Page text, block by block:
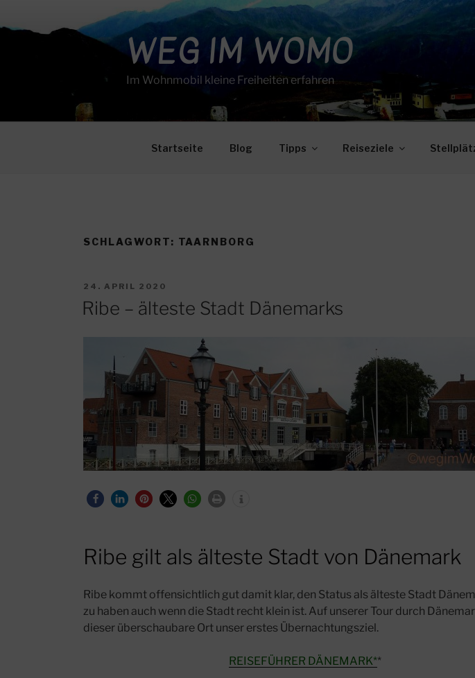
Inhalt
WEG IM WOMO
Im Wohnmobil kleine Freiheiten erfahren
Startseite Blog Tipps Reiseziele
SCHLAGWORT: TAARNBORG
VERÖFFENTLICHT
AM
24. APRIL 2020
Ribe – älteste Stadt Dänemarks
Ribe gilt als älteste Stadt von Dänemark
Ribe kommt offensichtlich gut damit klar, den Status als älteste Stadt
zu haben auch wenn die Stadt recht klein ist. Auf unserer Tour durch
dieser überschaubare Ort unser erstes Übernachtungsziel.
REISEFÜHRER DÄNEMARK**